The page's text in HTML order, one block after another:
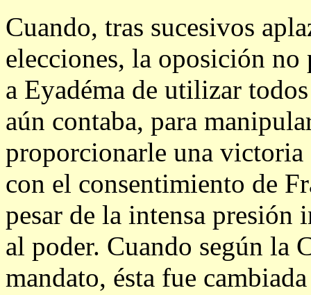
Cuando, tras sucesivos
elecciones, la oposición no
a Eyadéma de utilizar
aún contaba, para
proporcionarle una victoria
con el consentimiento de
pesar de la intensa presión
al poder. Cuando según la
mandato, ésta fue